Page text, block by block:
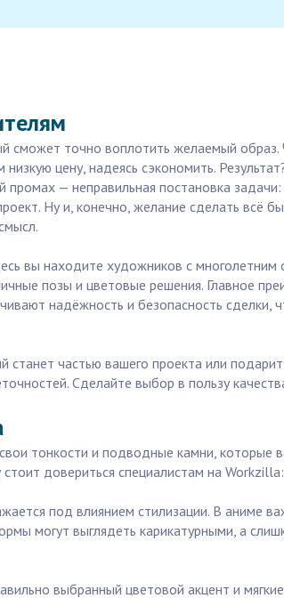
сможет точно воплотить желаемый образ.
цену, надеясь сэкономить.
— неправильная постановка задачи:
Ну и, конечно, желание сделать всё
вы находите художников с многолетним
позы и цветовые решения. Главное
надёжность и безопасность сделки,
частью вашего проекта или
Сделайте выбор в пользу
тонкости и подводные камни, которые
довериться специалистам на Workzilla:
под влиянием стилизации. В аниме
могут выглядеть карикатурными, а
выбранный цветовой акцент и